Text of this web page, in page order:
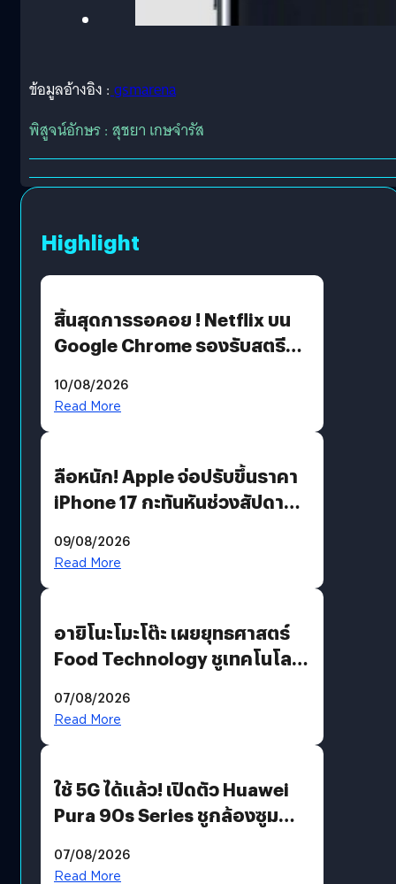
ข้อมูลอ้างอิง :gsmarena
พิสูจน์อักษร : สุชยา เกษจำรัส
Highlight
สิ้นสุดการรอคอย ! Netflix บน
Google Chrome รองรับสตรีม
เงื่อนไขที่กำหนด
10/08/2026
Read More
ลือหนัก! Apple จ่อปรับขึ้นราคา
iPhone 17 กะทันหันช่วงสัปดาห์ที่
09/08/2026
Read More
อายิโนะโมะโต๊ะ เผยยุทธศาสตร์
Food Technology ชูเทคโนโลยี
บริโภคและ B2B
07/08/2026
Read More
ใช้ 5G ได้แล้ว! เปิดตัว Huawei
Pura 90s Series ชูกล้องซูม
07/08/2026
Read More